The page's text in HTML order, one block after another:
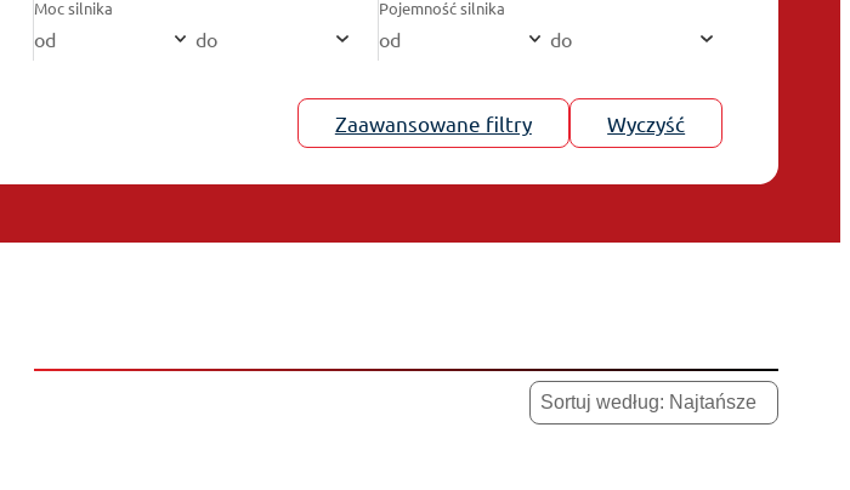
Moc silnika
od do
Pojemność silnika
od do
Zaawansowane filtry Wyczyść